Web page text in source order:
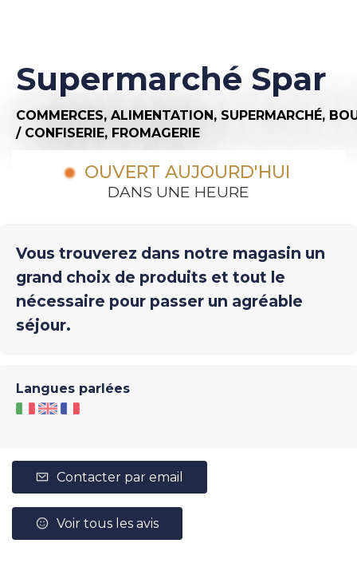
Supermarché Spar
COMMERCES, ALIMENTATION, SUPERMARCHÉ,
/ CONFISERIE, FROMAGERIE
OUVERT AUJOURD'HUI
DANS UNE HEURE
Vous trouverez dans notre magasin un
grand choix de produits et tout le
nécessaire pour passer un agréable
séjour.
Langues parlées
Contacter par email
Voir tous les avis